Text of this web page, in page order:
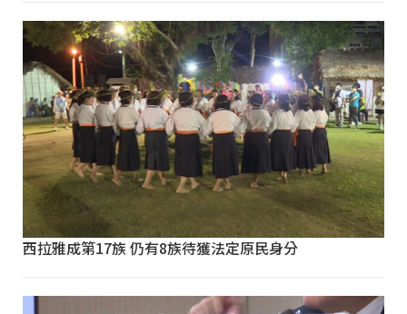
西拉雅成第17族 仍有8族待獲法定原民身分